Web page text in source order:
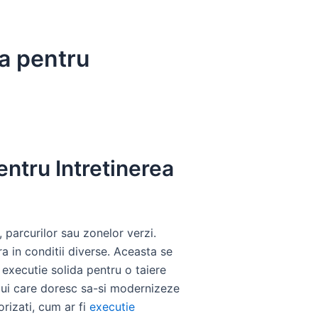
pentru
Intretinerea
sau zonelor verzi.
in conditii diverse. Aceasta se
solida pentru o taiere
care doresc sa-si modernizeze
cum ar fi executie